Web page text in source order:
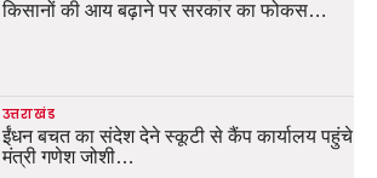
किसानों की आय बढ़ाने पर सरकार का फोकस…
उत्तराखंड
ईंधन बचत का संदेश देने स्कूटी से कैंप कार्यालय पहुंचे
मंत्री गणेश जोशी…